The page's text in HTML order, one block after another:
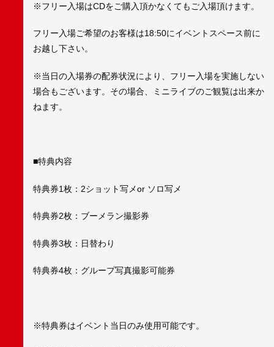
※フリー入場はCDをご購入頂かなくてもご入場頂けます。
フリー入場ご希望のお客様は18:50にイベントスペース前に
お越し下さい。
※当日の入場券の配券状況により、フリー入場を実施しない
場合もございます。その場合、ミニライブのご観覧は出来か
ねます。
■特典内容
特典券1枚：2ショット写メor ソロ写メ
特典券2枚：ブーメラン撮影券
特典券3枚：日替わり
特典券4枚：グループ写真撮影可能券
※特典券はイベント当日のみ使用可能です。